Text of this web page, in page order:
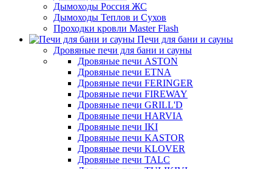
Дымоходы Россия ЖС
Дымоходы Теплов и Сухов
Проходки кровли Master Flash
Печи для бани и сауны
Дровяные печи для бани и сауны
Дровяные печи ASTON
Дровяные печи ETNA
Дровяные печи FERINGER
Дровяные печи FIREWAY
Дровяные печи GRILL'D
Дровяные печи HARVIA
Дровяные печи IKI
Дровяные печи KASTOR
Дровяные печи KLOVER
Дровяные печи TALC